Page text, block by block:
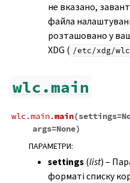
не вказано,
файла
розташовано у
XDG ( /etc/xdg/wlc
wlc.main
wlc.main.main(settings=
args=None)
ПАРАМЕТРИ:
settings(list) –
форматі списку